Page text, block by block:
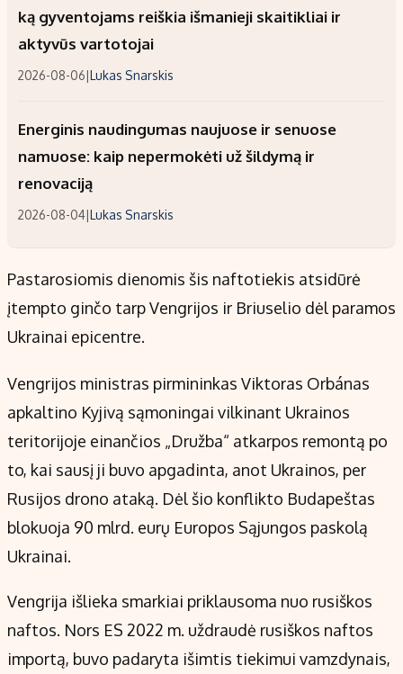
ką gyventojams reiškia išmanieji skaitikliai ir
aktyvūs vartotojai
2026-08-06|Lukas Snarskis
Energinis naudingumas naujuose ir senuose
namuose: kaip nepermokėti už šildymą ir
renovaciją
2026-08-04|Lukas Snarskis
Pastarosiomis dienomis šis naftotiekis atsidūrė
įtempto ginčo tarp Vengrijos ir Briuselio dėl paramos
Ukrainai epicentre.
Vengrijos ministras pirmininkas Viktoras Orbánas
apkaltino Kyjivą sąmoningai vilkinant Ukrainos
teritorijoje einančios „Družba“ atkarpos remontą po
to, kai sausį ji buvo apgadinta, anot Ukrainos, per
Rusijos drono ataką. Dėl šio konflikto Budapeštas
blokuoja 90 mlrd. eurų Europos Sąjungos paskolą
Ukrainai.
Vengrija išlieka smarkiai priklausoma nuo rusiškos
naftos. Nors ES 2022 m. uždraudė rusiškos naftos
importą, buvo padaryta išimtis tiekimui vamzdynais,